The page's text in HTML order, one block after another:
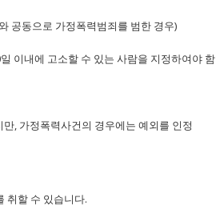
공동으로 가정폭력범죄를 범한 경우)
이내에 고소할 수 있는 사람을 지정하여야 함
, 가정폭력사건의 경우에는 예외를 인정
취할 수 있습니다.